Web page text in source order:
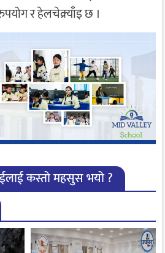
र हेलचेक्र्याँइ छ ।
कस्तो महसुस भयो ?